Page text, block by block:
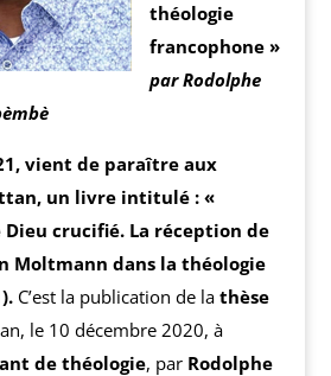
théologie
francophone »
par Rodolphe
vient de paraître aux
un livre intitulé : «
Dieu crucifié. La réception de
Moltmann dans la théologie
C’est la publication de la thèse
le 10 décembre 2020, à
de théologie, par Rodolphe